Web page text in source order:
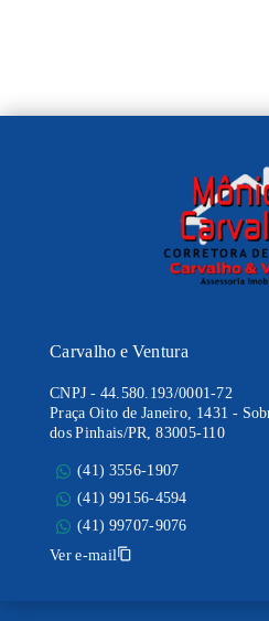
Carvalho e Ventura
CNPJ - 44.580.193/0001-72
Praça Oito de Janeiro, 1431 -
dos Pinhais/PR, 83005-110
(41) 3556-1907
(41) 99156-4594
(41) 99707-9076
Ver e-mail